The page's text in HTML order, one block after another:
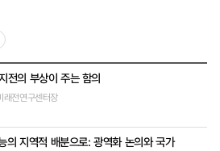
기술자문회의 정책조정전문위원 ㅣ 前 기획재정부
공공기관 경영평가단 평가위원 ㅣ 前 경희대학교
정경대학 행정학과 정교수 Q 디지털 기술의 발전은
2025년을 대비해 디지털 기술 발전에 따른 대한민
국의 가장 중요한 기회와 도전 과제는 무엇이라고
전의 부상이 주는 함의
래전연구센터장
의 지역적 배분으로: 광역화 논의와 국가